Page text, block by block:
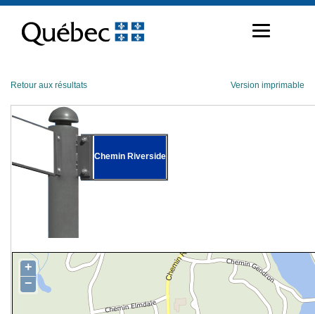
contenu
Retour aux résultats Version imprimable
Chemin Riverside
+
−